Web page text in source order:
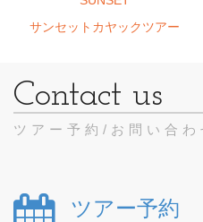
サンセットカヤックツアー
ツアー予約/お問い合わ
ツアー予約